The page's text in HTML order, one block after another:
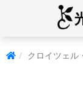
クロイツェル